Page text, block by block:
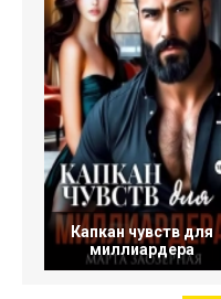
Капкан чувств для
миллиардера